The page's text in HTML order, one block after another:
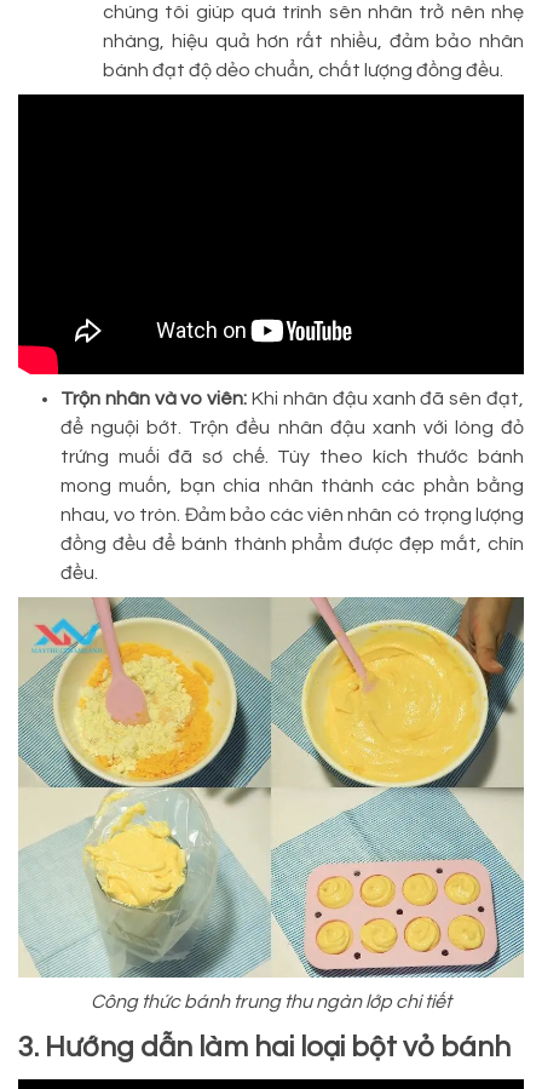
chúng tôi giúp quá trình sên nhân trở nên nhẹ
nhàng, hiệu quả hơn rất nhiều, đảm bảo nhân
bánh đạt độ dẻo chuẩn, chất lượng đồng đều.
Trộn nhân và vo viên:Khi nhân đậu xanh đã sên đạt,
để nguội bớt. Trộn đều nhân đậu xanh với lòng đỏ
trứng muối đã sơ chế. Tùy theo kích thước bánh
mong muốn, bạn chia nhân thành các phần bằng
nhau, vo tròn. Đảm bảo các viên nhân có trọng lượng
đồng đều để bánh thành phẩm được đẹp mắt, chín
đều.
Công thức bánh trung thu ngàn lớp chi tiết
3. Hướng dẫn làm hai loại bột vỏ bánh